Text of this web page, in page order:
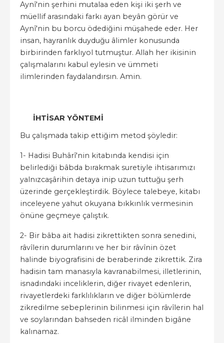
Aynî'nin şerhini mutalaa eden kişi iki şerh ve
müellif arasındaki farkı ayan beyân görür ve
Aynî'nin bu borcu ödediğini müşahede eder. Her
insan, hayranlık duyduğu âlimler konusunda
birbirinden farklıyol tutmuştur. Allah her ikisinin
çalışmalarını kabul eylesin ve ümmeti
ilimlerinden faydalandırsın. Amin.
İHTİSAR YÖNTEMİ
Bu çalışmada takip ettiğim metod şöyledir:
1- Hadisi Buhârî'nin kitabında kendisi için
belirlediği bâbda bırakmak suretiyle ihtisarımızı
yalnızcaşârihin detaya inip uzun tuttuğu şerh
üzerinde gerçekleştirdik. Böylece talebeye, kitabı
inceleyene yahut okuyana bıkkınlık vermesinin
önüne geçmeye çalıştık.
2- Bir bâba ait hadisi zikrettikten sonra senedini,
râvîlerin durumlarını ve her bir râvînin özet
halinde biyografisini de beraberinde zikrettik. Zira
hadisin tam manasıyla kavranabilmesi, illetlerinin,
isnadındaki inceliklerin, diğer rivayet edenlerin,
rivayetlerdeki farklılıkların ve diğer bölümlerde
zikredilme sebeplerinin bilinmesi için râvîlerin hal
ve soylarından bahseden ricâl ilminden bigâne
kalınamaz.